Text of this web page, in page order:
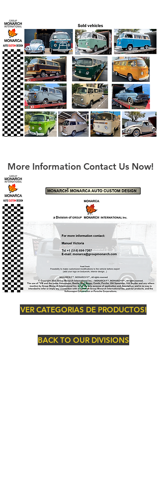
More Information Contact Us Now!
VER CATEGORIAS DE PRODUCTOS!
BACK TO OUR DIVISIONS